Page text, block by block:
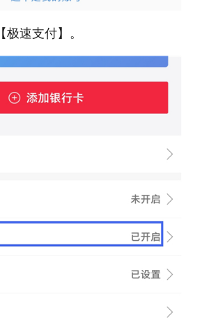
速支付】。